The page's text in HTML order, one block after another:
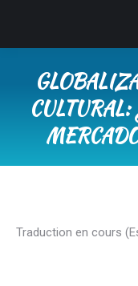
Traduction en cours